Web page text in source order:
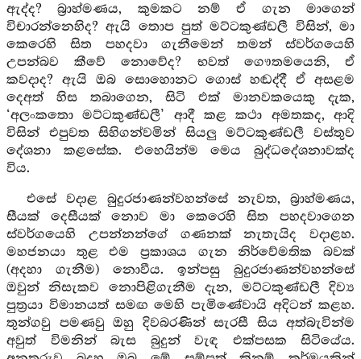
ඇද්ද? බ්‍රාහ්මණය, කුමකට නම් ඒ ගැන මාගෙන්
විචාරන්නෙහිද? ඇයි තොප පුත් මට්ටකුණ්ඩලී විසින්, මා
කෙරෙහි සිත පහදවා ගැනීමෙන් තමන් ස්වර්ගයෙහි
උපන්බව කීවේ නොවේද? භවත් ගෞතමයෙනි, ඒ
කවදාද? ඇයි ඔබ සොහොනට ගොස් හඬද්දී ඒ අසළම
දෙඅත් හිස තබාගෙන, සිටි එක් මානවකයෙකු දැක,
‘අලංකතො මට්ටකුණ්ඩලී’ ආදී කළ කථා අමතකද, ආදි
විසින් එපුවත සිහිගන්වමින් සියලු මට්ටකුණ්ඩලී වස්තුව
දේශනා කළසේක. එහෙයින්ම මෙය බුද්ධදේශනාවක්ද
විය.
එසේ වදාළ බුදුරජාණන්වහන්සේ නැවත, බ්‍රාහ්මණය,
සීයක් දෙසීයක් නොව මා කෙරෙහි සිත පහදවාගෙන
ස්වර්ගයෙහි උපන්නන්ගේ ගණනක් නැතැයිද වදාළහ.
මහජනයා තුළ එම ප්‍රකාශය ගැන නිර්වේමතික බවක්
(අදහා ගැනීම) නොවීය. ඉන්පසු බුදුරජාණන්වහන්සේ
ඔවුන් නිසැකව නොපිළිගැනීම දැන, මට්ටකුණ්ඩලී දිව්‍ය
පුත්‍රයා විමානයත් සමඟ මෙහි පැමිණේවායි අදිටන් කළහ.
තුන්ගවු පමණවු ඔහු දිවබරණින් සැරසී සිය අත්බැවින්ම
අවුත් විමනින් බැස බුදුන් වැඳ එක්පසක සිටියේය.